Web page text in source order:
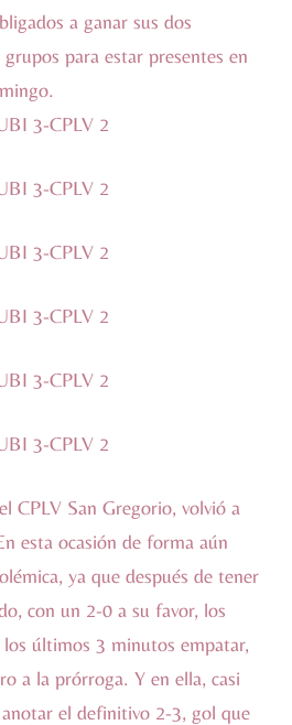
a ganar sus dos
para estar presentes en
CPLV San Gregorio, volvió a
esta ocasión de forma aún
ya que después de tener
con un 2-0 a su favor, los
últimos 3 minutos empatar,
a la prórroga. Y en ella, casi
el definitivo 2-3, gol que